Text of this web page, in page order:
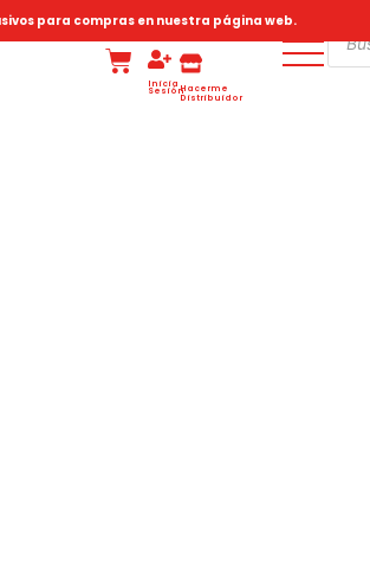
para compras en nuestra página web.
Inicia
SesiónHacerme
Distribuidor